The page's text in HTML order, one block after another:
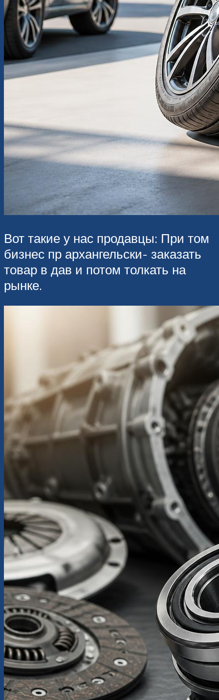
Вот такие у нас продавцы: При том
бизнес пр архангельски- заказать
товар в дав и потом толкать на
рынке.